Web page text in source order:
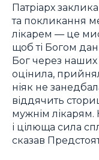
Патріарх
та покликання
лікарем — це
щоб ті Богом
Бог через наших
оцінила,
ніяк не
віддячить
мужнім лікарям.
і цілюща сила
сказав